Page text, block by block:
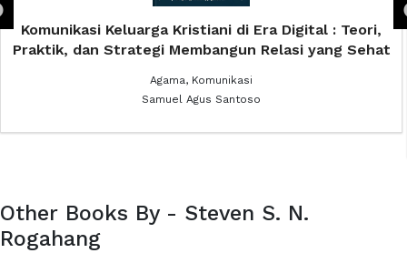
The Spiritual Man Hidup Di Atas Keterbatasan Dunia,
Berjalan Dalam Dimensi Ilahi : Menemukan Jati Diri
Hidup Bersama Allah
Other Books By - Steven S. N.
Rogahang